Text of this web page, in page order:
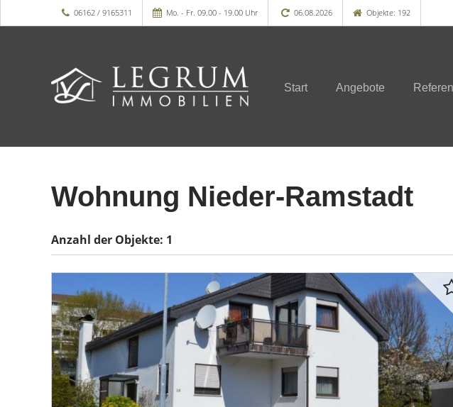
06162 / 9165311 Mo. - Fr. 09.00 - 19.00 Uhr 06.08.2026 Objekte: 192
Start Angebote
Wohnung Nieder-Ramstadt
Anzahl der Objekte: 1